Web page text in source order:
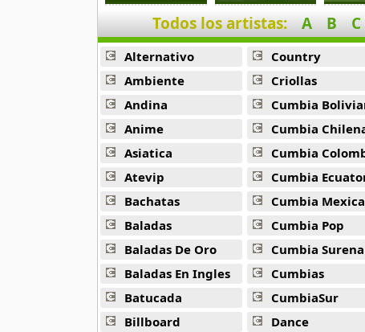
Chopkjas
12 músicas online
Damaris
11 músicas online
Danielito
5 músicas online
Dennis Fabricio
7 músicas online
Diosdado Gaitan
30 músicas online
Duo Ayacucho
18 músicas online
Todos los artistas: A B C
Alternativo
Ambiente
Andina
Anime
Asiatica
Atevip
Bachatas
Baladas
Baladas De Oro
Baladas En Ingles
Batucada
Billboard
Country
Criollas
Cumbia
Cumbia
Cumbia
Cumbia
Cumbia
Cumbia Pop
Cumbia Surena
Cumbias
CumbiaSur
Dance